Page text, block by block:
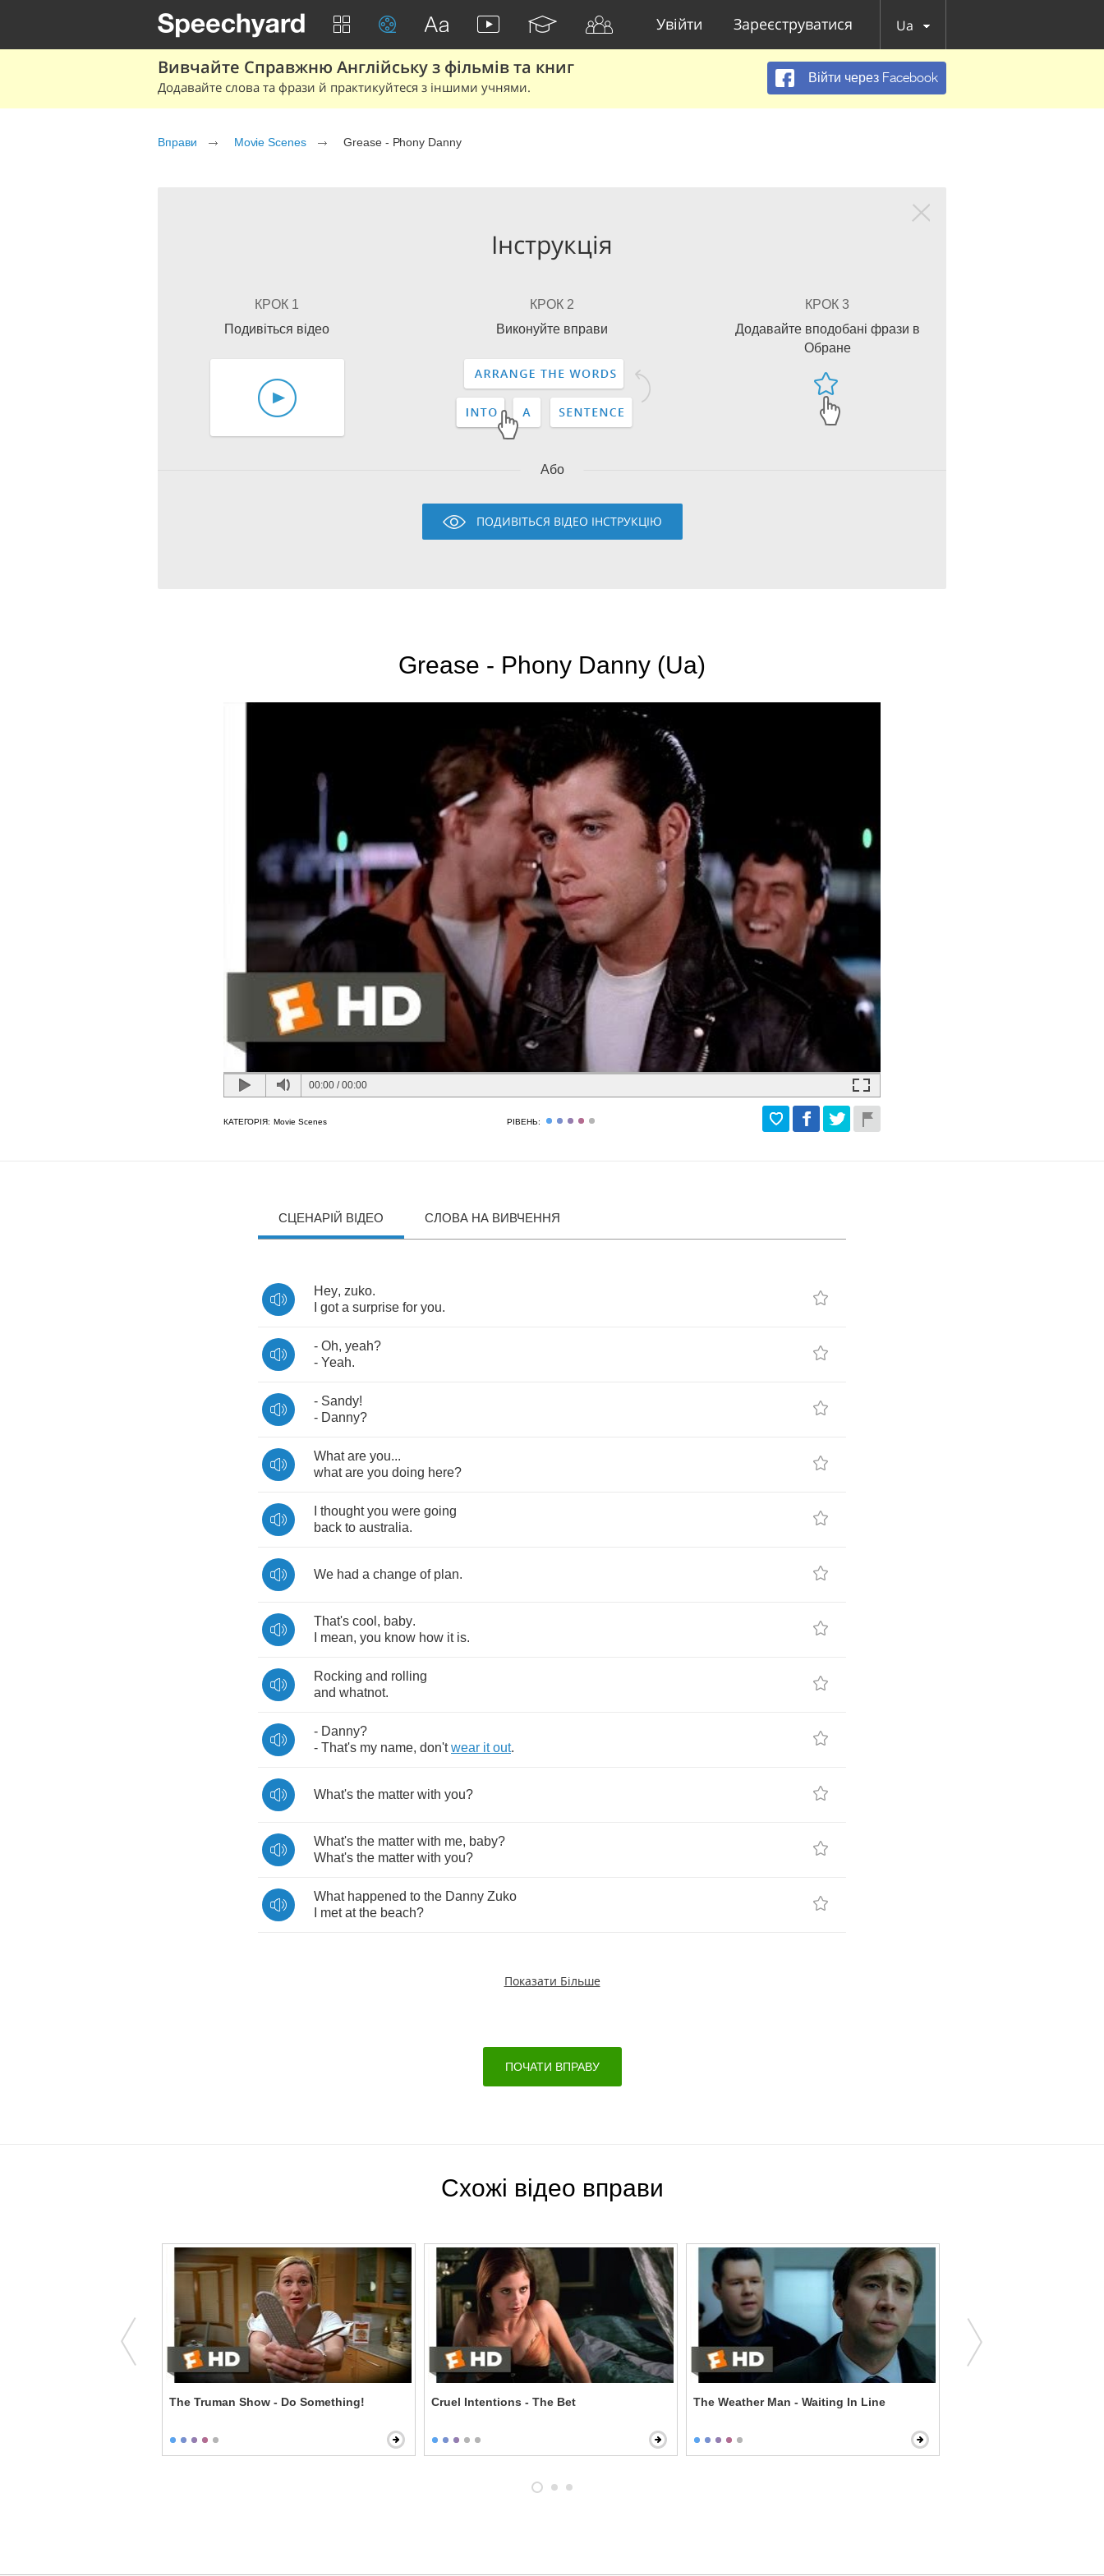
Увійти Зареєструватися Ua
Вивчайте Справжню Англійську з фільмів та книг
Додавайте слова та фрази й практикуйтеся з іншими учнями.
Війти через Facebook
Вправи Movie Scenes Grease - Phony Danny
Інструкція
КРОК 1
Подивіться відео
КРОК 2
Виконуйте вправи
КРОК 3
Додавайте вподобані фрази в
Обране
Або
ПОДИВІТЬСЯ ВІДЕО ІНСТРУКЦІЮ
Grease - Phony Danny (Ua)
00:00 /00:00
КАТЕГОРІЯ: Movie Scenes РІВЕНЬ:
СЦЕНАРІЙ ВІДЕО СЛОВА НА ВИВЧЕННЯ
Hey, zuko.
got a surprise for you.
- Oh, yeah?
- Yeah.
- Sandy!
- Danny?
What are you...
what are you doing here?
thought you were going
back to australia.
We had a change of plan.
That's cool , baby.
mean, you know how it is.
Rocking and rolling
and whatnot.
- Danny?
- That's my name, don't wear it out.
What's the matter with you?
What's the matter with me, baby?
What's the matter with you?
What happened to the Danny Zuko
met at the beach?
Показати Більше
ПОЧАТИ ВПРАВУ
Схожі відео вправи
The Truman Show - Do Something! Cruel Intentions - The Bet The Weather Man - Waiting In Line